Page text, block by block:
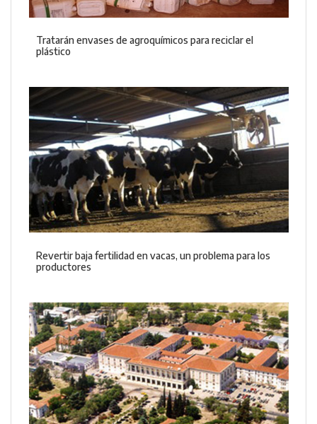
Tratarán envases de agroquímicos para reciclar el
plástico
Revertir baja fertilidad en vacas, un problema para los
productores